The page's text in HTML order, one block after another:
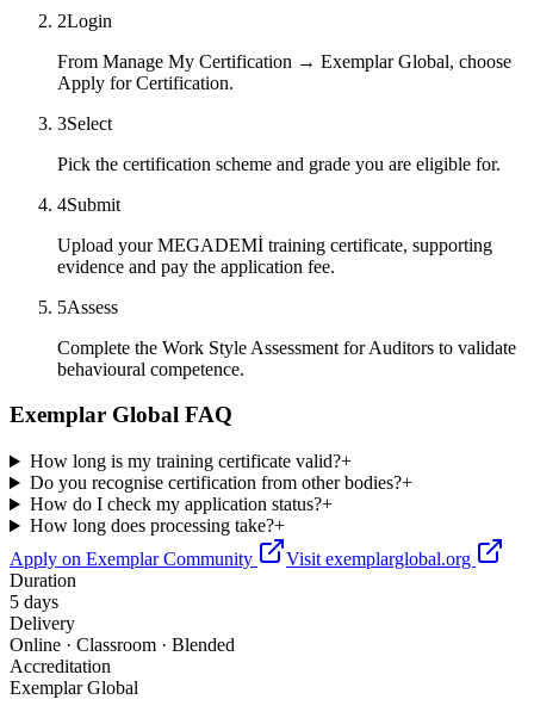
2Login
From Manage My Certification → Exemplar Global, choose
Apply for Certification.
3Select
Pick the certification scheme and grade you are eligible for.
4Submit
Upload your MEGADEMİ training certificate, supporting
evidence and pay the application fee.
5Assess
Complete the Work Style Assessment for Auditors to validate
behavioural competence.
Exemplar Global FAQ
How long is my training certificate valid?+
Do you recognise certification from other bodies?+
How do I check my application status?+
How long does processing take?+
Apply on Exemplar Community
Visit exemplarglobal.org
Duration
5 days
Delivery
Online · Classroom · Blended
Accreditation
Exemplar Global